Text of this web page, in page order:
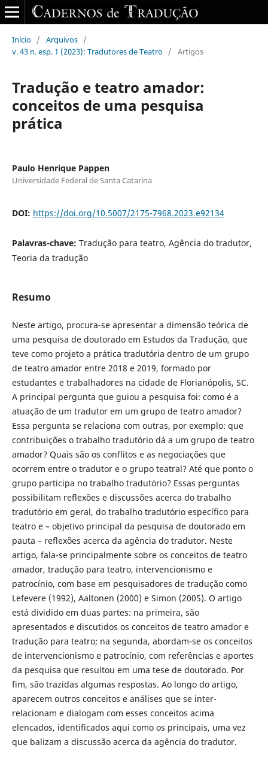
Início / Arquivos /
v. 43 n. esp. 1 (2023): Tradutores de Teatro / Artigos
Tradução e teatro amador:
conceitos de uma pesquisa
prática
Paulo Henrique Pappen
Universidade Federal de Santa Catarina
DOI: https://doi.org/10.5007/2175-7968.2023.e92134
Palavras-chave: Tradução para teatro, Agência do tradutor,
Teoria da tradução
Resumo
Neste artigo, procura-se apresentar a dimensão teórica de
uma pesquisa de doutorado em Estudos da Tradução, que
teve como projeto a prática tradutória dentro de um grupo
de teatro amador entre 2018 e 2019, formado por
estudantes e trabalhadores na cidade de Florianópolis, SC.
A principal pergunta que guiou a pesquisa foi: como é a
atuação de um tradutor em um grupo de teatro amador?
Essa pergunta se relaciona com outras, por exemplo: que
contribuições o trabalho tradutório dá a um grupo de teatro
amador? Quais são os conflitos e as negociações que
ocorrem entre o tradutor e o grupo teatral? Até que ponto o
grupo participa no trabalho tradutório? Essas perguntas
possibilitam reflexões e discussões acerca do trabalho
tradutório em geral, do trabalho tradutório específico para
teatro e – objetivo principal da pesquisa de doutorado em
pauta – reflexões acerca da agência do tradutor. Neste
artigo, fala-se principalmente sobre os conceitos de teatro
amador, tradução para teatro, intervencionismo e
patrocínio, com base em pesquisadores de tradução como
Lefevere (1992), Aaltonen (2000) e Simon (2005). O artigo
está dividido em duas partes: na primeira, são
apresentados e discutidos os conceitos de teatro amador e
tradução para teatro; na segunda, abordam-se os conceitos
de intervencionismo e patrocínio, com referências e aportes
da pesquisa que resultou em uma tese de doutorado. Por
fim, são trazidas algumas respostas. Ao longo do artigo,
aparecem outros conceitos e análises que se inter-
relacionam e dialogam com esses conceitos acima
elencados, identificados aqui como os principais, uma vez
que balizam a discussão acerca da agência do tradutor.